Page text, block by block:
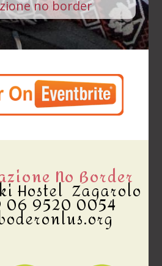
no border
No Border
Hostel Zagarolo
06 9520 0054